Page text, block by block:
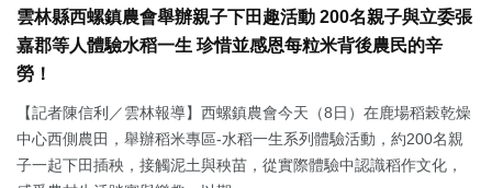
雲林縣西螺鎮農會舉辦親子下田趣活動 200名親子與立委張
嘉郡等人體驗水稻一生 珍惜並感恩每粒米背後農民的辛
勞！
【記者陳信利／雲林報導】西螺鎮農會今天（8日）在鹿場稻榖乾燥
中心西側農田，舉辦稻米專區-水稻一生系列體驗活動，約200名親
子一起下田插秧，接觸泥土與秧苗，從實際體驗中認識稻作文化，